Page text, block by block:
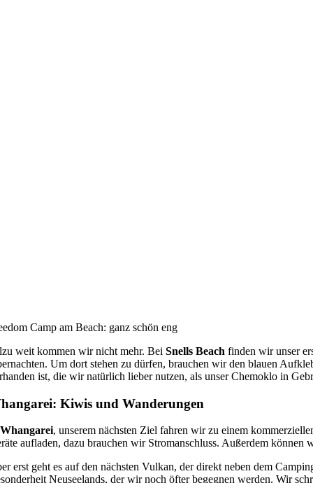
Camp am Beach: ganz schön eng
weit kommen wir nicht mehr. BeiSnells Beach finden wir unser
Um dort stehen zu dürfen, brauchen wir den blauen
ist, die wir natürlich lieber nutzen, als unser Chemoklo in
Kiwis und Wanderungen
Whangarei, unserem nächsten Ziel fahren wir zu einem
aufladen, dazu brauchen wir Stromanschluss. Außerdem können
erst geht es auf den nächsten Vulkan, der direkt neben dem
Neuseelands, der wir noch öfter begegnen werden. Wir